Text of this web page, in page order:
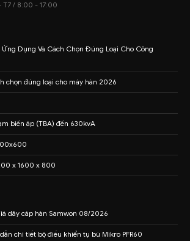
T7 / 8:00 - 17:00
Ứng Dụng Và Cách Chọn Đúng Loại Cho Công
chọn đúng loại cho máy hàn 2026
biến áp (TBA) đến 630kvA
x 1600 x 800
dây cáp hàn Samwon 08/2026
chi tiết bộ điều khiển tụ bù Mikro PFR60